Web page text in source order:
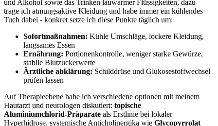
‍und Alkohol sowie das Trinken lauwarmer Flüssigkeiten, dazu
trage‍ ich atmungsaktive Kleidung⁣ und⁤ habe immer ⁣ein​ kühlendes
Tuch ⁢dabei -‍ konkret setze ich diese Punkte täglich‌ um:
Sofortmaßnahmen: Kühle‌ Umschläge, ‍lockere Kleidung,
langsames Essen
Ernährung: ‌Portionenkontrolle, weniger starke Gewürze,
stabile Blutzuckerwerte
Ärztliche abklärung: Schilddrüse und‍ Glukosestoffwechsel
prüfen lassen
Auf Therapieebene habe ich ‌verschiedene optionen mit meinem
Hautarzt und neurologen diskutiert: topische⁣
Aluminiumchlorid‑Präparate ⁤als Erstlinie bei lokaler
Hyperhidrose, systemische‍ Anticholinergika wie Glycopyrrolat